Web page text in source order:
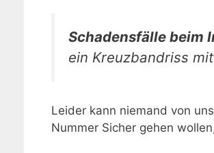
Schadensfälle beim
ein Kreuzbandriss
Leider kann niemand von
Nummer Sicher gehen